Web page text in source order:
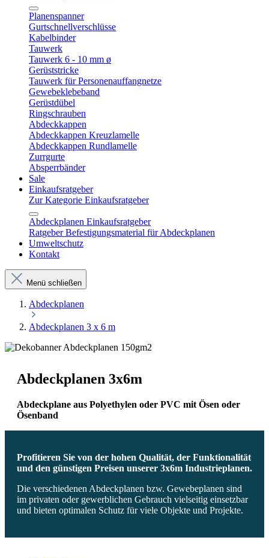
Planenspanner
Gurtschnellverschlüsse
Kabelbinder
Tauwerk
Tauwerk 6 - 10 mm ø
Gerüststricke
Tauwerk für Personenauffangnetze
Gewebeklebeband
Gerüstdübel
Ringschrauben
Abdeckkappen
Abdeckkappen Kreuzlamelle
Abdeckkappen Rundlamelle
Zurrgurte
Absperrbänder
Sale
Einkaufsratgeber
Zur Kategorie Einkaufsratgeber
Abdeckplanen Einkaufsratgeber
Ratgeber Befestigungsmaterial für Abdeckplanen
Umweltschutz
Kontakt
Menü schließen
Abdeckplanen
Abdeckplanen 3 x 6 m
Abdeckplanen 3x6m
Abdeckplane aus Polyethylen oder PVC mit Ösen oder
Ösenband
Profitieren Sie von der hohen Qualität, der Funktionalität
und den günstigen Preisen unserer 3x6m Industrieplanen.
Die verschiedenen Abdeckplanen bzw. Gewebeplanen sind
im privaten oder gewerblichen Gebrauch vielseitig einsetzbar
und bieten optimalen Schutz für viele Objekte und Projekte.